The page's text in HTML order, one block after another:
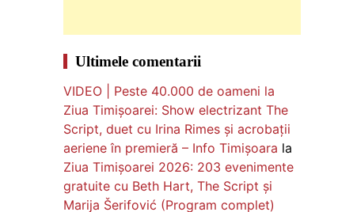
Ultimele comentarii
VIDEO | Peste 40.000 de oameni la
Ziua Timișoarei: Show electrizant The
Script, duet cu Irina Rimes și acrobații
aeriene în premieră – Info Timișoara la
Ziua Timișoarei 2026: 203 evenimente
gratuite cu Beth Hart, The Script și
Marija Šerifović (Program complet)